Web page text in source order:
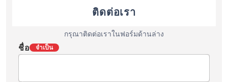
ติดต่อเรา
กรุณาติดต่อเราในฟอร์มด้านล่าง
ชื่อ จำเป็น